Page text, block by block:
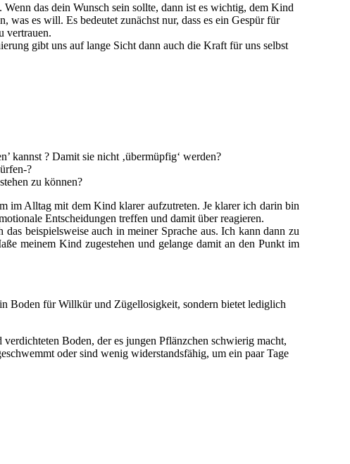
das dein Wunsch sein sollte, dann ist es wichtig, dem Kind
was es will. Es bedeutet zunächst nur, dass es ein Gespür für
vertrauen.
gibt uns auf lange Sicht dann auch die Kraft für uns selbst
kannst ? Damit sie nicht ‚übermüpfig‘ werden?
?
zu können?
im Alltag mit dem Kind klarer aufzutreten. Je klarer ich darin bin
Entscheidungen treffen und damit über reagieren.
beispielsweise auch in meiner Sprache aus. Ich kann dann zu
meinem Kind zugestehen und gelange damit an den Punkt im
Boden für Willkür und Zügellosigkeit, sondern bietet lediglich
Boden, der es jungen Pflänzchen schwierig macht,
oder sind wenig widerstandsfähig, um ein paar Tage